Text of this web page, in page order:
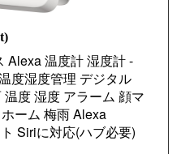
Alexa 温度計 湿度計 -
度湿度管理 デジタル
度 湿度 アラーム 顔マ
ーム 梅雨 Alexa
Siriに対応(ハブ必要)